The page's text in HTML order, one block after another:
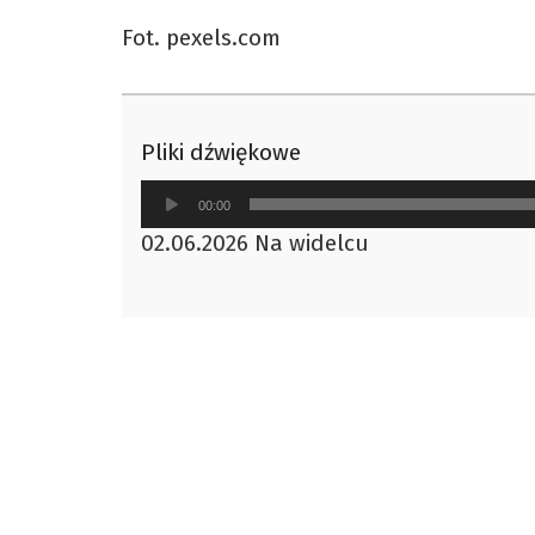
Fot. pexels.com
Pliki dźwiękowe
Odtwarzacz
plików
dźwiękowych
00:00
02.06.2026 Na widelcu